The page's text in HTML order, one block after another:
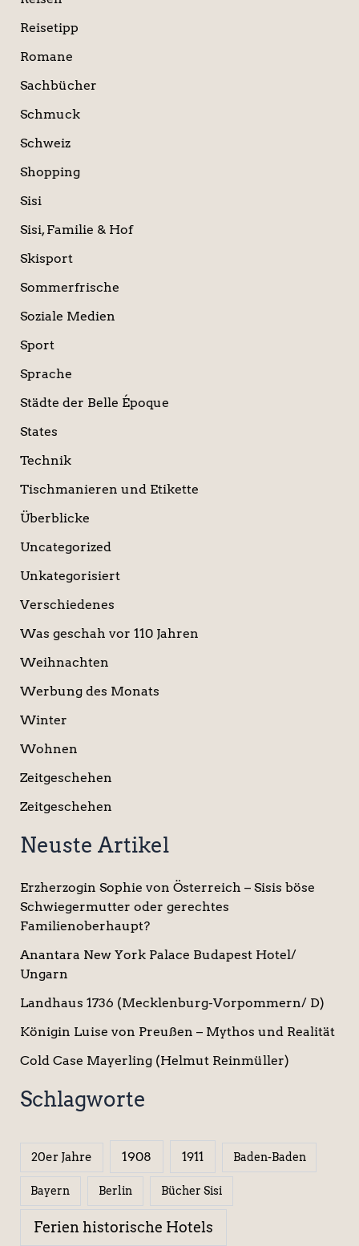
Reisetipp
Romane
Sachbücher
Schmuck
Schweiz
Shopping
Sisi
Sisi, Familie & Hof
Skisport
Sommerfrische
Soziale Medien
Sport
Sprache
Städte der Belle Époque
States
Technik
Tischmanieren und Etikette
Überblicke
Uncategorized
Unkategorisiert
Verschiedenes
Was geschah vor 110 Jahren
Weihnachten
Werbung des Monats
Winter
Wohnen
Zeitgeschehen
Zeitgeschehen
Neuste Artikel
Erzherzogin Sophie von Österreich – Sisis böse
Schwiegermutter oder gerechtes
Familienoberhaupt?
Anantara New York Palace Budapest Hotel/
Ungarn
Landhaus 1736 (Mecklenburg-Vorpommern/ D)
Königin Luise von Preußen – Mythos und Realität
Cold Case Mayerling (Helmut Reinmüller)
Schlagworte
20er Jahre 1908 1911 Baden-Baden
Bayern Berlin Bücher Sisi
Ferien historische Hotels